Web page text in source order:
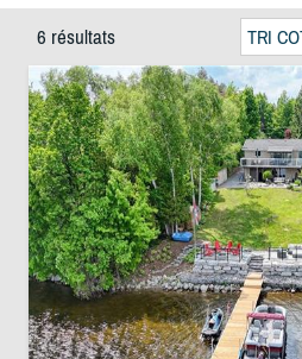
6 résultats TRI